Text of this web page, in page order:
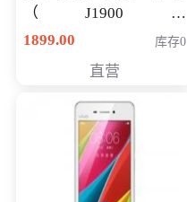
（J1900四
核/4G/120G0.8CM厚度
1899.00 库存0
直营